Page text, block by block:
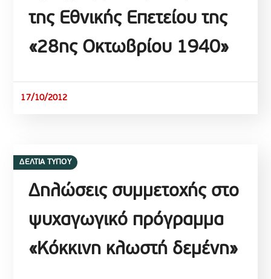
της Εθνικής Επετείου της
«28ης Οκτωβρίου 1940»
17/10/2012
ΔΕΛΤΙΑ ΤΥΠΟΥ
Δηλώσεις συμμετοχής στο
ψυχαγωγικό πρόγραμμα
«Κόκκινη κλωστή δεμένη»